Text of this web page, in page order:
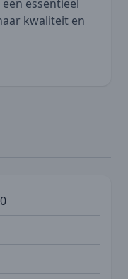
essentieel
kwaliteit en